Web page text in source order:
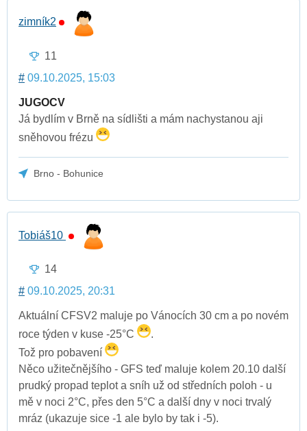
zimník2
11
# 09.10.2025, 15:03
JUGOCV
Já bydlím v Brně na sídlišti a mám nachystanou aji
sněhovou frézu
Brno - Bohunice
Tobiáš10
14
# 09.10.2025, 20:31
Aktuální CFSV2 maluje po Vánocích 30 cm a po novém
roce týden v kuse -25°C
.
Tož pro pobavení
Něco užitečnějšího - GFS teď maluje kolem 20.10 další
prudký propad teplot a sníh už od středních poloh - u
mě v noci 2°C, přes den 5°C a další dny v noci trvalý
mráz (ukazuje sice -1 ale bylo by tak i -5).